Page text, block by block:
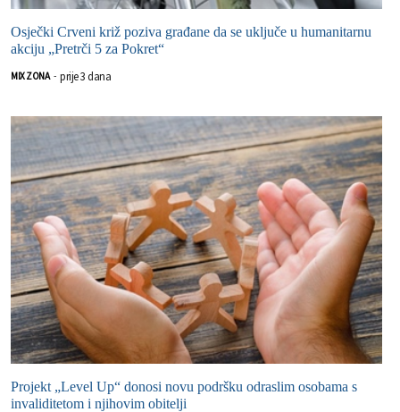
Osječki Crveni križ poziva građane da se uključe u humanitarnu
akciju „Pretrči 5 za Pokret“
MIX ZONA - prije 3 dana
Projekt „Level Up“ donosi novu podršku odraslim osobama s
invaliditetom i njihovim obitelji